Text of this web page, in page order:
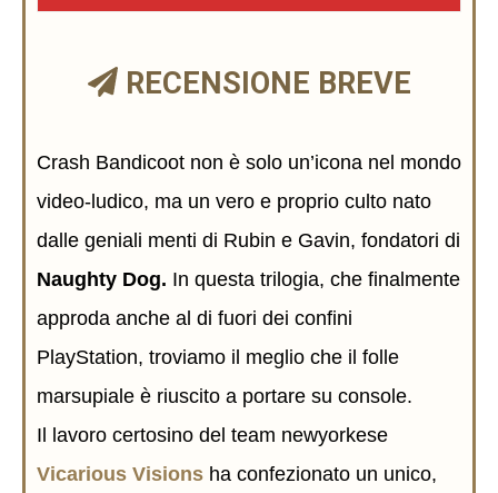
RECENSIONE BREVE
Crash Bandicoot non è solo un’icona nel mondo
video-ludico, ma un vero e proprio culto nato
dalle geniali menti di Rubin e Gavin, fondatori di
Naughty Dog. In questa trilogia, che finalmente
approda anche al di fuori dei confini
PlayStation, troviamo il meglio che il folle
marsupiale è riuscito a portare su console.
Il lavoro certosino del team newyorkese
Vicarious Visions ha confezionato un unico,